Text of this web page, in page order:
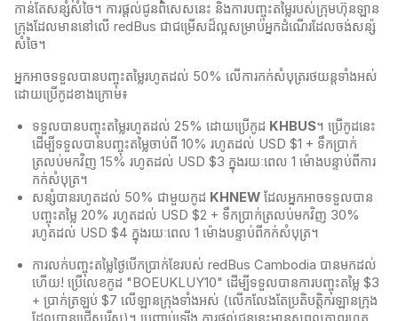
កាន់តែសន្សំសំចៃ។ ការផ្តល់ជូនពិសេសនេះ និងការបញ្ចុះតម្លៃរបស់ក្រុមហ៊ុនឡាន
ក្រុងដែលមាននៅលើ redBus​ ជាជម្រើសដ៏ល្អសម្រាប់អ្នកដំណើរដែលចង់សន្ស៉
សំចៃ។
អ្នកអាចទទួលបានបញ្ចុះតម្លៃរហូតដល់ 50% លើការកក់សំបុត្ររថយន្តទាំងអស់
ដោយប្រើកូដខាងក្រោម៖
ទទួលបានបញ្ចុះតម្លៃរហូតដល់ 25% ដោយប្រើកូដ KHBUS។ ប្រើកូដនេះ
ដើម្បីទទួលបានបញ្ចុះតម្លៃចាប់ពី 10% រហូតដល់ USD $1 + ទឹកប្រាក់
ត្រលប់មកវិញ 15% រហូតដល់ USD $3 ក្នុងរយៈពេល 1 ម៉ោងបន្ទាប់ពីការ
កក់សំបុត្រ។
សន្សំបានរហូតដល់ 50% ជាមួយកូដ KHNEW ដែលអ្នកអាចទទួលបាន
បញ្ចុះតម្លៃ 20% រហូតដល់ USD $2 + ទឹកប្រាក់ត្រលប់មកវិញ 30%
រហូតដល់ USD $4 ក្នុងរយៈពេល 1 ម៉ោងបន្ទាប់ពីកក់សំបុត្រ។
ការលក់បញ្ចុះតម្លៃថ្ងៃបើកប្រាក់ខែរបស់ redBus Cambodia បានមកដល់
ហើយ! ប្រើលេខកូដ "BOEUKLUY10" ដើម្បីទទួលបានការបញ្ចុះតម្លៃ $3
+ ប្រាក់ត្រឡប់ $7 លើឡានក្រុងទាំងអស់ (លើកលែងតែប្រតិបត្តិករឡានក្រុង